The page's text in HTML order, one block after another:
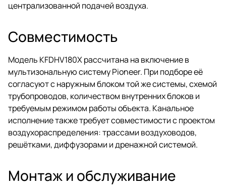
централизованной подачей воздуха.
Совместимость
Модель KFDHV180X рассчитана на включение в
мультизональную систему Pioneer. При подборе её
согласуют с наружным блоком той же системы, схемой
трубопроводов, количеством внутренних блоков и
требуемым режимом работы объекта. Канальное
исполнение также требует совместимости с проектом
воздухораспределения: трассами воздуховодов,
решётками, диффузорами и дренажной системой.
Монтаж и обслуживание